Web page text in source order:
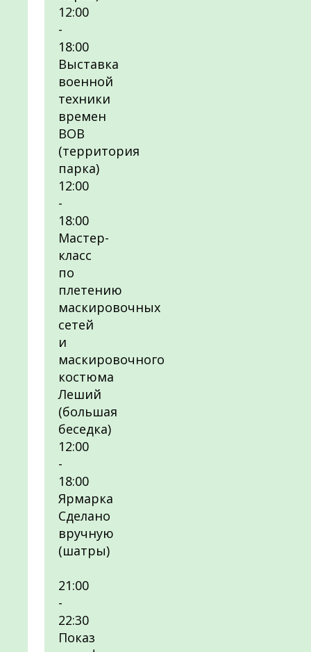
12:00
-
18:00
Выставка
военной
техники
времен
ВОВ
(территория
парка)
12:00
-
18:00
Мастер-
класс
по
плетению
маскировочных
сетей
и
маскировочного
костюма
Леший
(большая
беседка)
12:00
-
18:00
Ярмарка
Сделано
вручную
(шатры)
21:00
-
22:30
Показ